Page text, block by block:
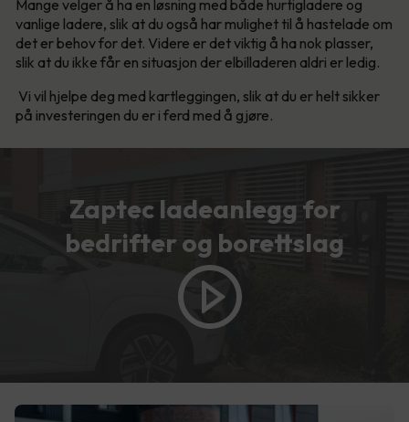
Mange velger å ha en løsning med både hurtigladere og
vanlige ladere, slik at du også har mulighet til å hastelade om
det er behov for det. Videre er det viktig å ha nok plasser,
slik at du ikke får en situasjon der elbilladeren aldri er ledig.
Vi vil hjelpe deg med kartleggingen, slik at du er helt sikker
på investeringen du er i ferd med å gjøre.
Zaptec ladeanlegg for
bedrifter og borettslag